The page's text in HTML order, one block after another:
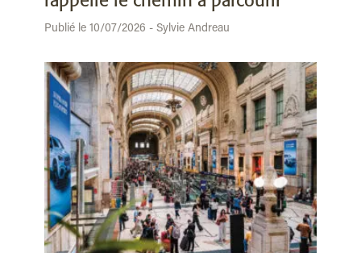
Publié le 10/07/2026 - Sylvie Andreau